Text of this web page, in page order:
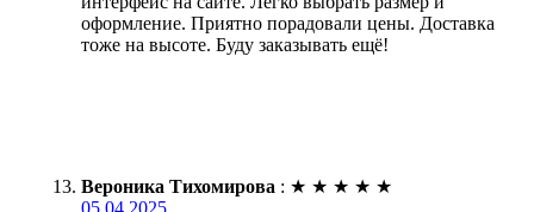
оформление. Приятно порадовали цены. Доставка
тоже на высоте. Буду заказывать ещё!
Вероника Тихомирова : ★ ★ ★ ★ ★